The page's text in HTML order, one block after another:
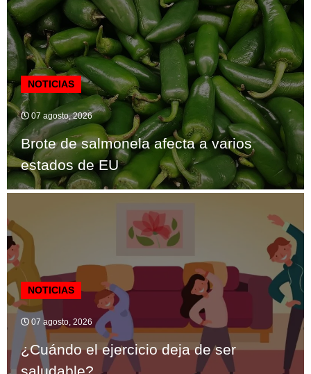
NOTICIAS
07 agosto, 2026
Brote de salmonela afecta a varios
estados de EU
NOTICIAS
07 agosto, 2026
¿Cuándo el ejercicio deja de ser
saludable?